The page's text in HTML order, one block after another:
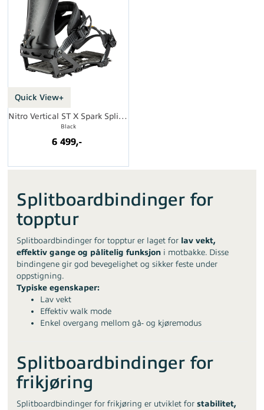
Quick View+
Nitro Vertical ST X Spark Splitbinding
Black
6 499,-
Splitboardbindinger for
topptur
Splitboardbindinger for topptur er laget for lav vekt,
effektiv gange og pålitelig funksjon i motbakke. Disse
bindingene gir god bevegelighet og sikker feste under
oppstigning.
Typiske egenskaper:
Lav vekt
Effektiv walk mode
Enkel overgang mellom gå- og kjøremodus
Splitboardbindinger for
frikjøring
Splitboardbindinger for frikjøring er utviklet for stabilitet,